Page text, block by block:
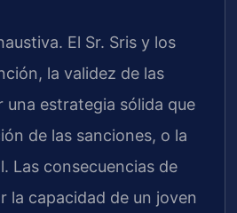
El Sr. Sris y los
la validez de las
estrategia sólida que
de las sanciones, o la
Las consecuencias de
la capacidad de un joven